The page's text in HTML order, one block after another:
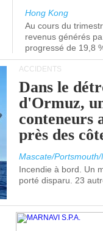
Hong Kong
Au cours du
revenus générés
progressé de 19,8
ACCIDENTS
Dans le
d'Ormuz,
conteneurs
près des
Mascate/
Incendie à bord. Un
porté disparu. 23